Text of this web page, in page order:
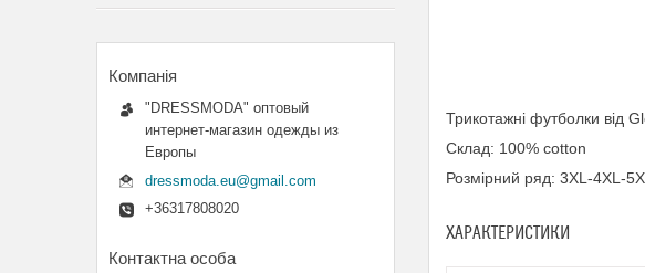
Трикотажні футболки від
Склад: 100% cotton
Розмірний ряд: 3XL-4XL-
ХАРАКТЕРИСТИКИ
"DRESSMODA" оптовый
интернет-магазин одежды из
Европы
dressmoda.eu@gmail.com
+36317808020